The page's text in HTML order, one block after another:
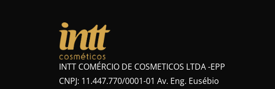
INTT COMÉRCIO DE COSMETICOS LTDA -EPP
CNPJ: 11.447.770/0001-01 Av. Eng. Eusébio